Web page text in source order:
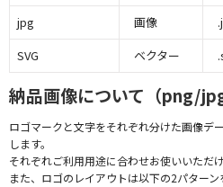
jpg
画像
SVG
ベクター
納品画像について（png/jpg
ロゴマークと文字をそれぞれ分けた画像デ
します。
それぞれご利用用途に合わせお使いいただけ
また、ロゴのレイアウトは以下の2パターン